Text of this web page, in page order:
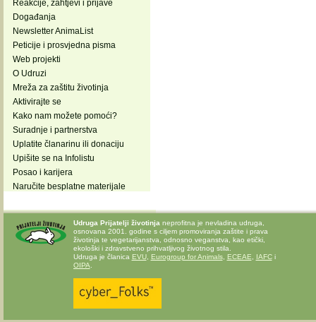
Reakcije, zahtjevi i prijave
Događanja
Newsletter AnimaList
Peticije i prosvjedna pisma
Web projekti
O Udruzi
Mreža za zaštitu životinja
Aktivirajte se
Kako nam možete pomoći?
Suradnje i partnerstva
Uplatite članarinu ili donaciju
Upišite se na Infolistu
Posao i karijera
Naručite besplatne materijale
Udruga Prijatelji životinja neprofitna je nevladina udruga,
osnovana 2001. godine s ciljem promoviranja zaštite i prava
životinja te vegetarijanstva, odnosno veganstva, kao etički,
ekološki i zdravstveno prihvatljivog životnog stila.
Udruga je članica EVU, Eurogroup for Animals, ECEAE IAFCi
OIPA